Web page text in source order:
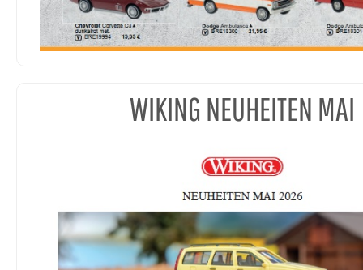
WIKING NEUHEITEN MAI